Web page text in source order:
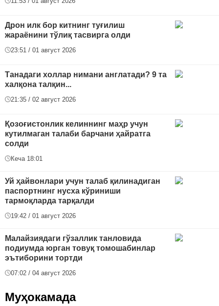
Дрон илк бор китнинг туғилиш
жараёнини тўлиқ тасвирга олди
23:51 / 01 август 2026
Танадаги холлар нимани англатади? 9 та
халқона талқин...
21:35 / 02 август 2026
Қозоғистонлик келиннинг маҳр учун
кутилмаган талаби барчани ҳайратга
солди
Кеча 18:01
Уй ҳайвонлари учун талаб қилинадиган
паспортнинг нусха кўриниши
тармоқларда тарқалди
19:42 / 01 август 2026
Малайзиядаги гўзаллик танловида
подиумда юрган товуқ томошабинлар
эътиборини тортди
07:02 / 04 август 2026
Муҳокамада